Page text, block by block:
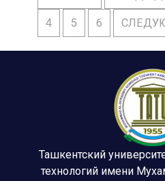
4 5 6
Ташкентский
технологий имени